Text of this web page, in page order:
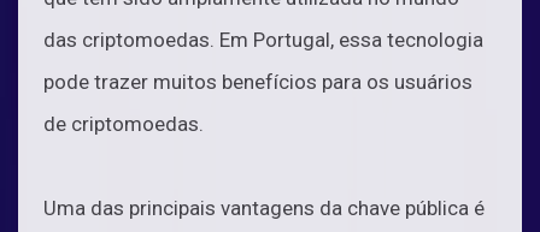
das criptomoedas. Em Portugal, essa tecnologia
pode trazer muitos benefícios para os usuários
de criptomoedas.
Uma das principais vantagens da chave pública é